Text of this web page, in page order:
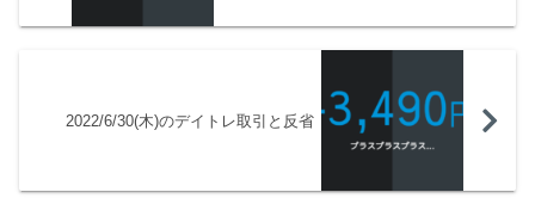
2022/6/30(木)のデイトレ取引と反省